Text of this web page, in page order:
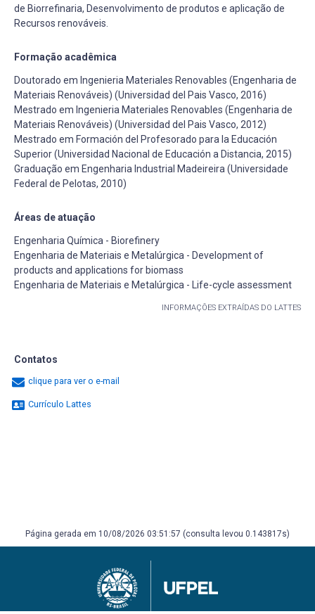
de Biorrefinaria, Desenvolvimento de produtos e aplicação de
Recursos renováveis.
Formação acadêmica
Doutorado em Ingenieria Materiales Renovables (Engenharia de
Materiais Renováveis) (Universidad del Pais Vasco, 2016)
Mestrado em Ingenieria Materiales Renovables (Engenharia de
Materiais Renováveis) (Universidad del Pais Vasco, 2012)
Mestrado em Formación del Profesorado para la Educación
Superior (Universidad Nacional de Educación a Distancia, 2015)
Graduação em Engenharia Industrial Madeireira (Universidade
Federal de Pelotas, 2010)
Áreas de atuação
Engenharia Química - Biorefinery
Engenharia de Materiais e Metalúrgica - Development of
products and applications for biomass
Engenharia de Materiais e Metalúrgica - Life-cycle assessment
INFORMAÇÕES EXTRAÍDAS DO LATTES
Contatos
clique para ver o e-mail
Currículo Lattes
Página gerada em 10/08/2026 03:51:57 (consulta levou 0.143817s)